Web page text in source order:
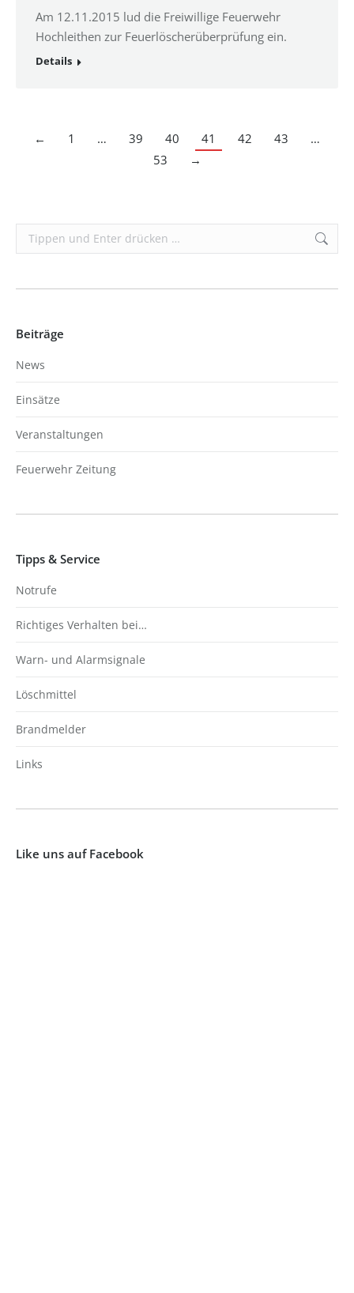
Am 12.11.2015 lud die Freiwillige Feuerwehr
Hochleithen zur Feuerlöscherüberprüfung ein.
Details
← 1 … 39 40 41 42 43
…
53
→
Search:
Beiträge
News
Einsätze
Veranstaltungen
Feuerwehr Zeitung
Tipps & Service
Notrufe
Richtiges Verhalten bei…
Warn- und Alarmsignale
Löschmittel
Brandmelder
Links
Like uns auf Facebook